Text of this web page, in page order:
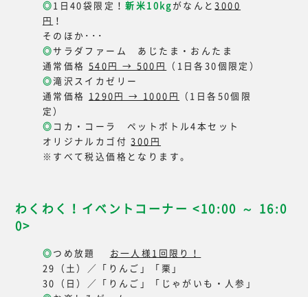
◎1日40袋限定！新米10kgがなんと3000
円 ！
そのほか･･･
◎サラダファーム あじたま・おんたま
通常価格 540円 → 500円
（1日各30個限定）
◎滝沢スイカゼリー
通常価格 1290円 → 1000円
（1日各50個限
定）
◎ コカ・コーラ ペットボトル4本セット
オリジナルカゴ付300円
※すべて税込価格となります。
わくわく！イベントコーナー <10:00 ～ 16:0
0>
◎つめ放題 お一人様1回限り！
29（土）／「りんご」「栗」
30（日）／「りんご」「じゃがいも・人参」